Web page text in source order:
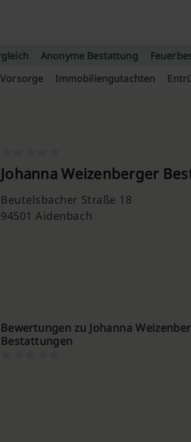
Anonyme Bestattung
Vorsorge Immobiliengutachten
Johanna Weizenberger
Beutelsbacher Straße 18
94501 Aidenbach
Bewertungen zu Johanna
Bestattungen